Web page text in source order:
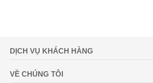
DỊCH VỤ KHÁCH HÀNG
VỀ CHÚNG TÔI